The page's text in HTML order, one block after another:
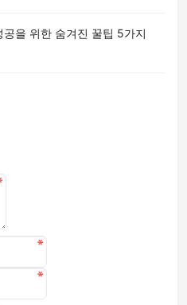
을 위한 숨겨진 꿀팁 5가지